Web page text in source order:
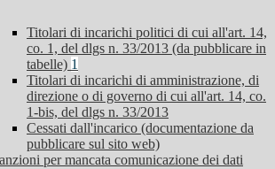
Titolari di incarichi politici di cui all'art. 14,
co. 1, del dlgs n. 33/2013 (da pubblicare in
tabelle) 1
Titolari di incarichi di amministrazione, di
direzione o di governo di cui all'art. 14, co.
1-bis, del dlgs n. 33/2013
Cessati dall'incarico (documentazione da
pubblicare sul sito web)
per mancata comunicazione dei dati